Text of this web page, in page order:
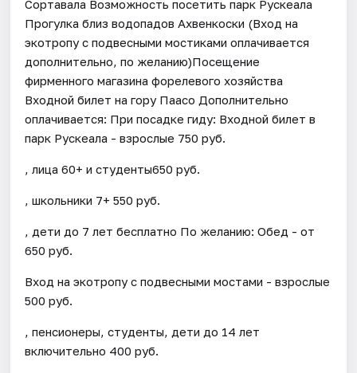
Сортавала Возможность посетить парк Рускеала
Прогулка близ водопадов Ахвенкоски (Вход на
экотропу с подвесными мостиками оплачивается
дополнительно, по желанию)Посещение
фирменного магазина форелевого хозяйства
Входной билет на гору Паасо Дополнительно
оплачивается: При посадке гиду: Входной билет в
парк Рускеала - взрослые 750 руб.
, лица 60+ и студенты650 руб.
, школьники 7+ 550 руб.
, дети до 7 лет бесплатно По желанию: Обед - от
650 руб.
Вход на экотропу с подвесными мостами - взрослые
500 руб.
, пенсионеры, студенты, дети до 14 лет
включительно 400 руб.